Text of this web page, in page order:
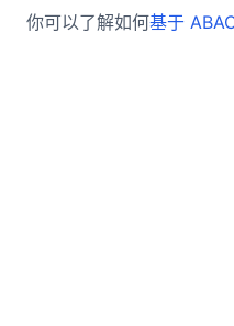
你可以了解如何基于